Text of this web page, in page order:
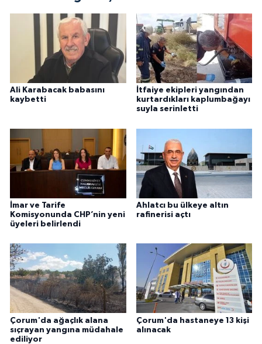
Ali Karabacak babasını
kaybetti
İtfaiye ekipleri yangından
kurtardıkları kaplumbağayı
suyla serinletti
İmar ve Tarife
Komisyonunda CHP’nin yeni
üyeleri belirlendi
Ahlatcı bu ülkeye altın
rafinerisi açtı
Çorum'da ağaçlık alana
sıçrayan yangına müdahale
ediliyor
Çorum'da hastaneye 13 kişi
alınacak